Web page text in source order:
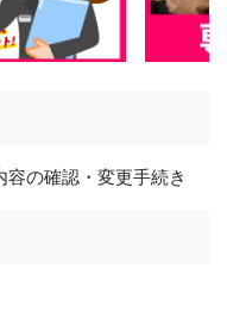
の確認・変更手続き